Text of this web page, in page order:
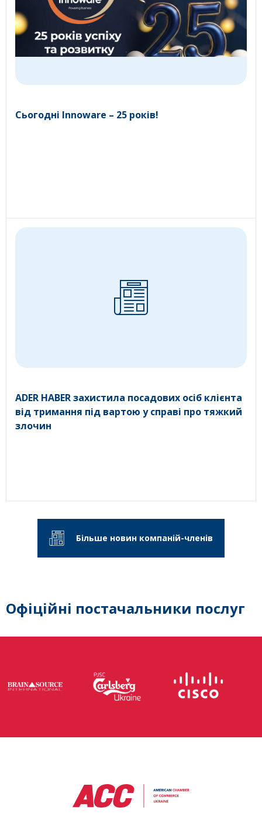
Сьогодні Innoware – 25 років!
ADER HABER захистила посадових осіб клієнта
від тримання під вартою у справі про тяжкий
злочин
Більше новин компаній-членів
Офіційні постачальники послуг